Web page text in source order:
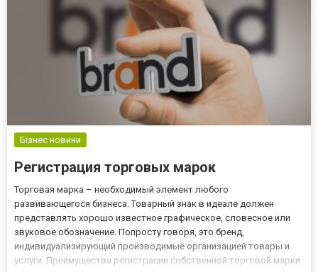
Бізнес новини
Регистрация торговых марок
Торговая марка – необходимый элемент любого
развивающегося бизнеса. Товарный знак в идеале должен
представлять хорошо известное графическое, словесное или
звуковое обозначение. Попросту говоря, это бренд,
индивидуализирующий производимые организацией товары и
услуги. Преимущества регистрации собственной торговой марки